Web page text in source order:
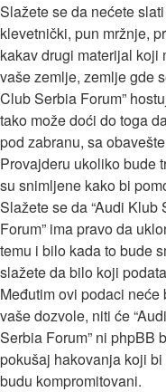
Slažete se da nećete
klevetnički, pun mržnje,
kakav drugi materijal koji
vaše zemlje, zemlje gde
Club Serbia Forum”
tako može doći do toga
pod zabranu, sa
Provajderu ukoliko bude
su snimljene kako bi
Slažete se da “Audi
Forum” ima pravo da
temu i bilo kada to bude
slažete da bilo koji
Međutim ovi podaci
vaše dozvole, niti će
Serbia Forum” ni phpBB
pokušaj hakovanja koji
budu kompromitovani.